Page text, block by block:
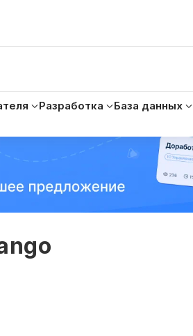
Разработка База данных